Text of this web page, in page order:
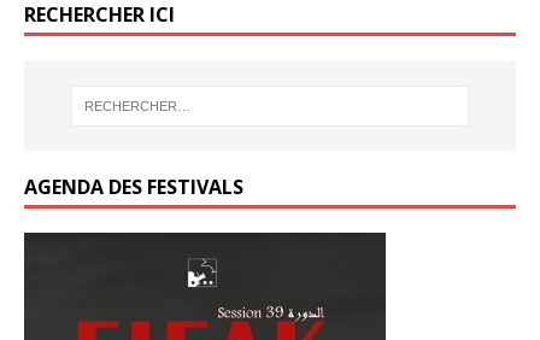
RECHERCHER ICI
AGENDA DES FESTIVALS